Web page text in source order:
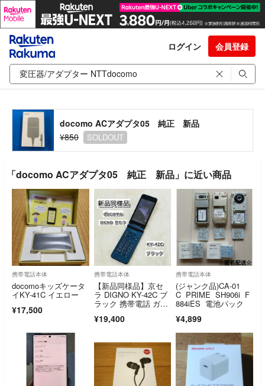
ログイン 会員登録
docomo ACアダプタ05 純正 新品
¥850
SOLDOUT
「docomo ACアダプタ05 純正 新品」に近い商品
携帯電話本体
docomoキッズケータ
イKY-41C イエロー
¥17,500
携帯電話本体
【新品同様品】京セ
ラ DIGNO KY-42C ブ
ラック 携帯電話 ガラ
¥19,400
携帯電話本体
(ジャンク品)CA-01
C PRIME SH906i F
884iES 電池パック
¥4,899